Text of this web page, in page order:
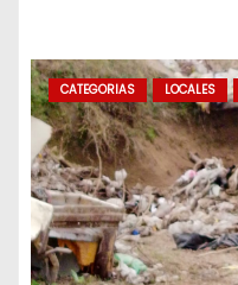
CATEGORIAS LOCALES